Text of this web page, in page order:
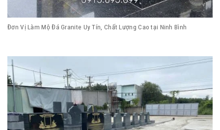
Đơn Vị Làm Mộ Đá Granite Uy Tín, Chất Lượng Cao tại Ninh Bình